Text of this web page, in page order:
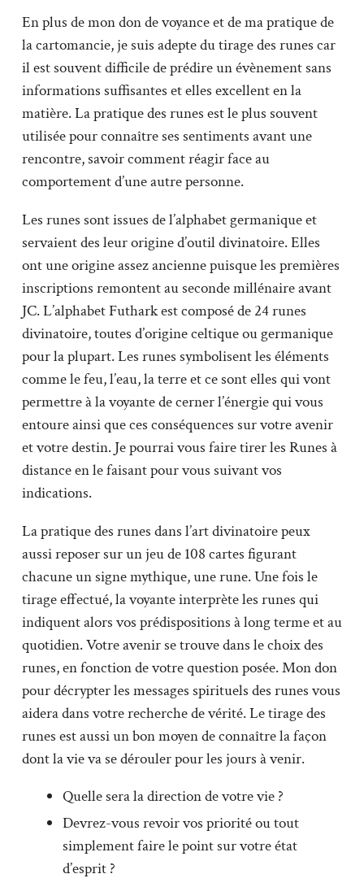
En plus de mon don de voyance et de ma pratique de
la cartomancie, je suis adepte du tirage des runes car
il est souvent difficile de prédire un évènement sans
informations suffisantes et elles excellent en la
matière. La pratique des runes est le plus souvent
utilisée pour connaître ses sentiments avant une
rencontre, savoir comment réagir face au
comportement d’une autre personne.
Les runes sont issues de l’alphabet germanique et
servaient des leur origine d’outil divinatoire. Elles
ont une origine assez ancienne puisque les premières
inscriptions remontent au seconde millénaire avant
JC. L’alphabet Futhark est composé de 24 runes
divinatoire, toutes d’origine celtique ou germanique
pour la plupart. Les runes symbolisent les éléments
comme le feu, l’eau, la terre et ce sont elles qui vont
permettre à la voyante de cerner l’énergie qui vous
entoure ainsi que ces conséquences sur votre avenir
et votre destin. Je pourrai vous faire tirer les Runes à
distance en le faisant pour vous suivant vos
indications.
La pratique des runes dans l’art divinatoire peux
aussi reposer sur un jeu de 108 cartes figurant
chacune un signe mythique, une rune. Une fois le
tirage effectué, la voyante interprète les runes qui
indiquent alors vos prédispositions à long terme et au
quotidien. Votre avenir se trouve dans le choix des
runes, en fonction de votre question posée. Mon don
pour décrypter les messages spirituels des runes vous
aidera dans votre recherche de vérité. Le tirage des
runes est aussi un bon moyen de connaître la façon
dont la vie va se dérouler pour les jours à venir.
Quelle sera la direction de votre vie ?
Devrez-vous revoir vos priorité ou tout
simplement faire le point sur votre état
d’esprit ?